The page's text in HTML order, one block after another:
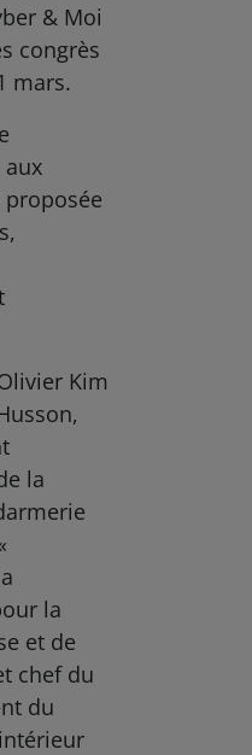
& Moi
congrès
mars.
proposée
Kim
la
la
et de
chef du
du